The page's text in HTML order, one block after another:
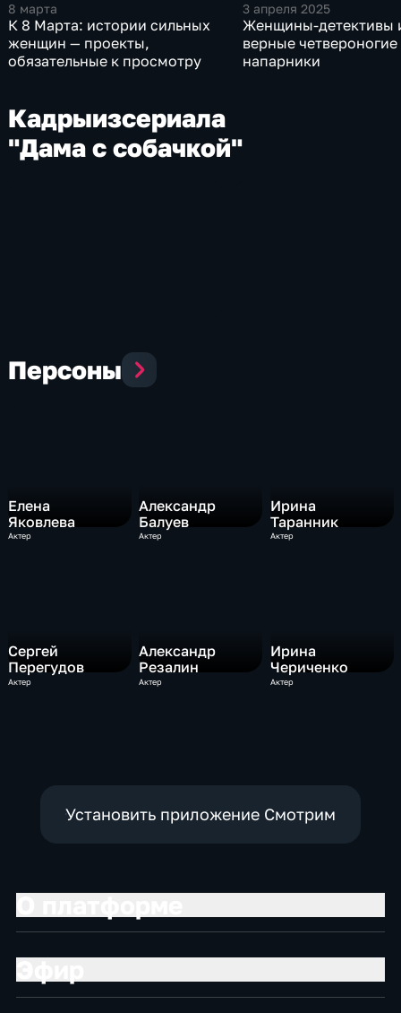
8 марта
К 8 Марта: истории сильных
женщин — проекты,
обязательные к просмотру
3 апреля 2025
Женщины-детективы
верные четвероногие
напарники
Кадрыизсериала
"Дама с собачкой"
Персоны
Елена
Яковлева
Актер
Александр
Балуев
Актер
Ирина
Таранник
Актер
Сергей
Перегудов
Актер
Александр
Резалин
Актер
Ирина
Чериченко
Актер
Установить приложение Смотрим